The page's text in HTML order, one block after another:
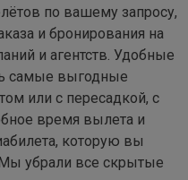
по вашему запросу,
и бронирования на
и агентств. Удобные
самые выгодные
или с пересадкой, с
время вылета и
которую вы
убрали все скрытые